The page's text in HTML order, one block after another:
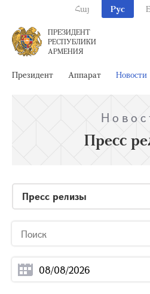
Հայ Рус
ПРЕЗИДЕНТ
РЕСПУБЛИКИ
АРМЕНИЯ
Президент Аппарат Новости
Пресс
Пресс релизы